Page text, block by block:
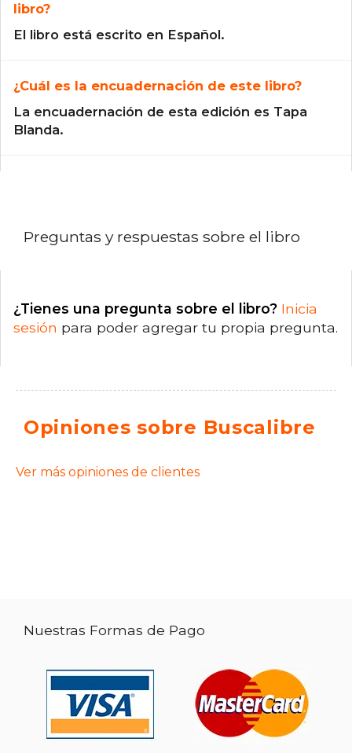
libro?
El libro está escrito en Español.
¿Cuál es la encuadernación de este libro?
La encuadernación de esta edición es Tapa
Blanda.
Preguntas y respuestas sobre el libro
¿Tienes una pregunta sobre el libro? Inicia
sesión para poder agregar tu propia pregunta.
Opiniones sobre Buscalibre
Ver más opiniones de clientes
Nuestras Formas de Pago